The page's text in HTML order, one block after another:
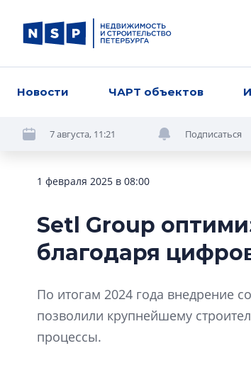
Новости ЧАРТ объектов
7 августа, 11:21 Подписаться
1 февраля 2025 в 08:00
Setl Group
благодаря
По итогам 2024 года внедрение
позволили крупнейшему
процессы.